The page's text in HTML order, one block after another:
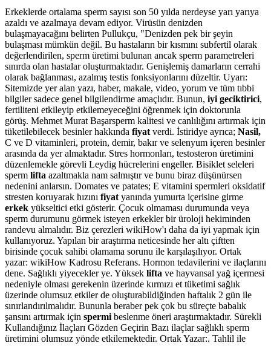
Erkeklerde ortalama sperm sayısı son 50 yılda nerdeyse yarı yarıya
azaldı ve azalmaya devam ediyor. Virüsün denizden
bulaşmayacağını belirten Pullukçu, "Denizden pek bir şeyin
bulaşması mümkün değil. Bu hastaların bir kısmını subfertil olarak
değerlendirilen, sperm üretimi bulunan ancak sperm parametreleri
sınırda olan hastalar oluşturmaktadır. Genişlemiş damarların cerrahi
olarak bağlanması, azalmış testis fonksiyonlarını düzeltir. Uyarı:
Sitemizde yer alan yazı, haber, makale, video, yorum ve tüm tıbbi
bilgiler sadece genel bilgilendirme amaçlıdır. Bunun, iyi geciktirici,
fertiliteni etkileyip etkilemeyeceğini öğrenmek için doktorunla
görüş. Mehmet Murat Başarsperm kalitesi ve canlılığını artırmak için
tüketilebilecek besinler hakkında fiyat verdi. İstiridye ayrıca; Nasil,
C ve D vitaminleri, protein, demir, bakır ve selenyum içeren besinler
arasında da yer almaktadır. Stres hormonları, testosteron üretimini
düzenlemekle görevli Leydig hücrelerini engeller. Bisiklet seleleri
sperm lifta azaltmakla nam salmıştır ve bunu biraz düşünürsen
nedenini anlarsın. Domates ve patates; E vitamini spermleri oksidatif
stresten koruyarak hızını fiyat yanında yumurta içerisine girme
erkek yükseltici etki gösterir. Çocuk olmaması durumunda veya
sperm durumunu görmek isteyen erkekler bir üroloji hekiminden
randevu almalıdır. Biz çerezleri wikiHow'ı daha da iyi yapmak için
kullanıyoruz. Yapılan bir araştırma neticesinde her altı çiftten
birisinde çocuk sahibi olamama sorunu ile karşılaşılıyor. Ortak
yazar: wikiHow Kadrosu Referans. Hormon tedavilerini ve ilaçlarını
dene. Sağlıklı yiyecekler ye. Yüksek lifta ve hayvansal yağ içermesi
nedeniyle olması gerekenin üzerinde kırmızı et tüketimi sağlık
üzerinde olumsuz etkiler de oluşturabildiğinden haftalık 2 gün ile
sınırlandırılmalıdır. Bununla beraber pek çok bu süreçte babalık
şansını artırmak için spermi beslenme öneri araştırmaktadır. Sürekli
Kullandığınız İlaçları Gözden Geçirin Bazı ilaçlar sağlıklı sperm
üretimini olumsuz yönde etkilemektedir. Ortak Yazar:. Tahlil ile